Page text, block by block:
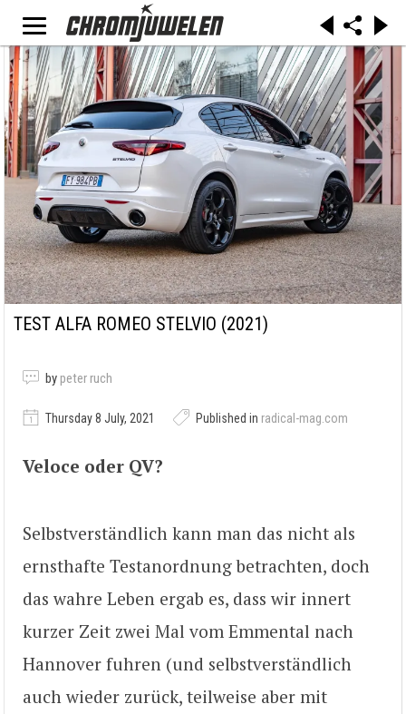
TEST ALFA ROMEO STELVIO (2021)
by peter ruch
Thursday 8 July, 2021 Published in radical-mag.com
Veloce oder QV?
Selbstverständlich kann man das nicht als
ernsthafte Testanordnung betrachten, doch
das wahre Leben ergab es, dass wir innert
kurzer Zeit zwei Mal vom Emmental nach
Hannover fuhren (und selbstverständlich
auch wieder zurück, teilweise aber mit